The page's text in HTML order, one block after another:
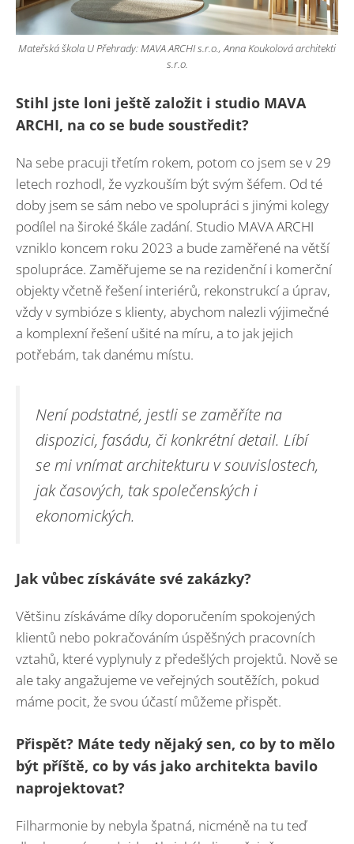
Mateřská škola U Přehrady: MAVA ARCHI s.r.o., Anna Koukolová architekti
s.r.o.
Stihl jste loni ještě založit i studio MAVA
ARCHI, na co se bude soustředit?
Na sebe pracuji třetím rokem, potom co jsem se v 29
letech rozhodl, že vyzkouším být svým šéfem. Od té
doby jsem se sám nebo ve spolupráci s jinými kolegy
podílel na široké škále zadání. Studio MAVA ARCHI
vzniklo koncem roku 2023 a bude zaměřené na větší
spolupráce. Zaměřujeme se na rezidenční i komerční
objekty včetně řešení interiérů, rekonstrukcí a úprav,
vždy v symbióze s klienty, abychom nalezli výjimečné
a komplexní řešení ušité na míru, a to jak jejich
potřebám, tak danému místu.
Není podstatné, jestli se zaměříte na
dispozici, fasádu, či konkrétní detail. Líbí
se mi vnímat architekturu v souvislostech,
jak časových, tak společenských i
ekonomických.
Jak vůbec získáváte své zakázky?
Většinu získáváme díky doporučením spokojených
klientů nebo pokračováním úspěšných pracovních
vztahů, které vyplynuly z předešlých projektů. Nově se
ale taky angažujeme ve veřejných soutěžích, pokud
máme pocit, že svou účastí můžeme přispět.
Přispět? Máte tedy nějaký sen, co by to mělo
být příště, co by vás jako architekta bavilo
naprojektovat?
Filharmonie by nebyla špatná, nicméně na tu teď